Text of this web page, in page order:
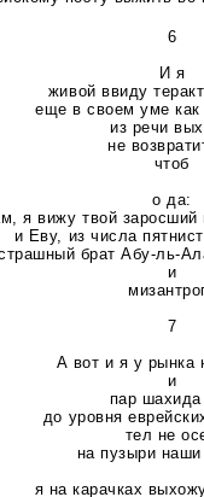
6
И я
живой ввиду
еще в своем уме как
из речи
не
чтоб
о да:
я вижу твой заросший
и Еву, из числа
брат Абу-ль-
и
7
А вот и я у рынка
и
пар шахида
до уровня
тел не
на пузыри
я на карачках